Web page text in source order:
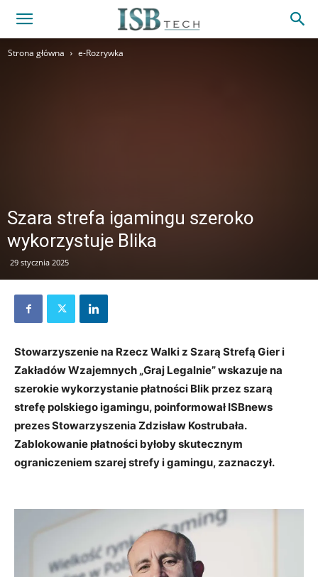
Strona główna e-Rozrywka
Szara strefa igamingu szeroko
wykorzystuje Blika
29 stycznia 2025
Stowarzyszenie na Rzecz Walki z Szarą Strefą Gier i
Zakładów Wzajemnych „Graj Legalnie” wskazuje na
szerokie wykorzystanie płatności Blik przez szarą
strefę polskiego igamingu, poinformował ISBnews
prezes Stowarzyszenia Zdzisław Kostrubała.
Zablokowanie płatności byłoby skutecznym
ograniczeniem szarej strefy i gamingu, zaznaczył.